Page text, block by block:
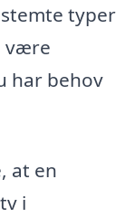
typer
være
har behov
at en
i